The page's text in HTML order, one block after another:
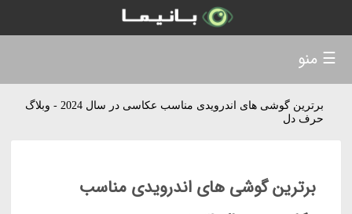
برترین گوشی های اندرویدی مناسب عکاسی در سال 2024 - وبلاگ
حرف دل
برترین گوشی های اندرویدی مناسب
☰ منو